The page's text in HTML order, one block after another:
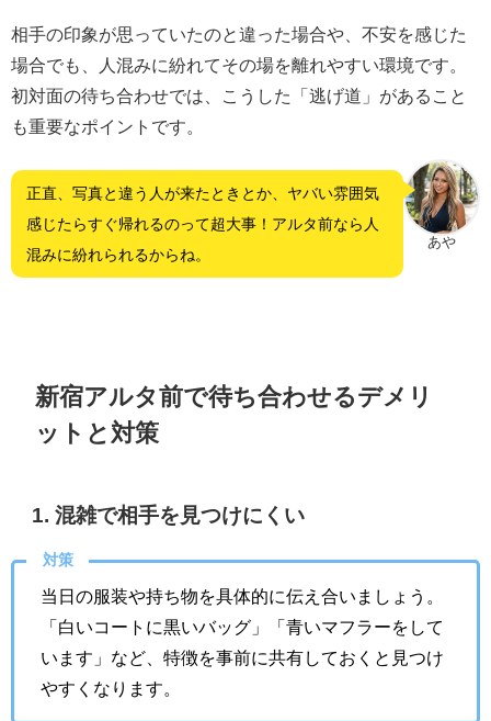
相手の印象が思っていたのと違った場合や、不安を感じた
場合でも、人混みに紛れてその場を離れやすい環境です。
初対面の待ち合わせでは、こうした「逃げ道」があること
も重要なポイントです。
あや
正直、写真と違う人が来たときとか、ヤバい雰囲気
感じたらすぐ帰れるのって超大事！アルタ前なら人
混みに紛れられるからね。
新宿アルタ前で待ち合わせるデメリ
ットと対策
1. 混雑で相手を見つけにくい
対策
当日の服装や持ち物を具体的に伝え合いましょう。
「白いコートに黒いバッグ」「青いマフラーをして
います」など、特徴を事前に共有しておくと見つけ
やすくなります。